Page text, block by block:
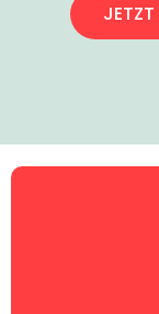
JETZT